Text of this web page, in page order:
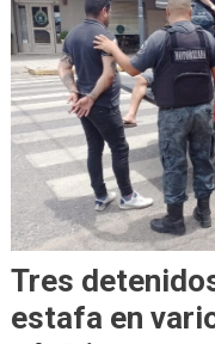
Tres
estafa en